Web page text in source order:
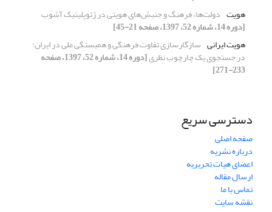
هویت دولت‌ها، فرهنگ و جنبش‌های هویتی در ژئوپلیتیک آشوب
[دوره 14، شماره 52، 1397، صفحه 21-45]
هویت ایرانی سازگارسازی تفاوت فرهنگی و همبستگی ملی در ایران:
در جستجوی یک چارچوب نظری [دوره 14، شماره 52، 1397، صفحه
233-271]
دسترسی سریع
صفحه اصلی
درباره نشریه
اعضای هیات تحریریه
ارسال مقاله
تماس با ما
نقشه سایت